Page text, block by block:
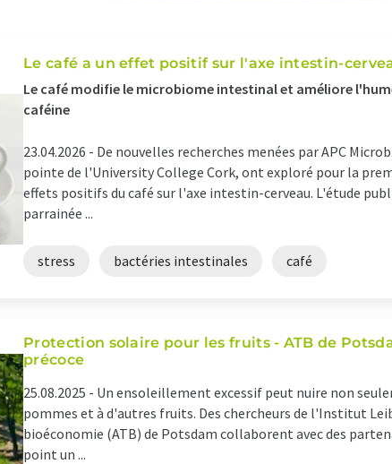
Le café a un effet positif sur l'axe intestin-
Le café modifie le microbiome intestinal et améliore
caféine
23.04.2026 - De nouvelles recherches menées par APC
pointe de l'University College Cork, ont exploré pour la
effets positifs du café sur l'axe intestin-cerveau. L'étude
parrainée ...
stress bactéries intestinales café
Protection solaire pour les fruits - ATB de
précoce
25.08.2025 - Un ensoleillement excessif peut nuire non
pommes et à d'autres fruits. Des chercheurs de l'Institut
bioéconomie (ATB) de Potsdam collaborent avec des
point un ...